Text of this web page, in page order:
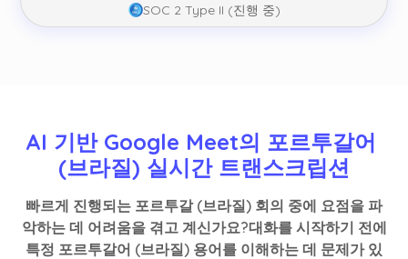
SOC 2 Type II (진행 중)
AI 기반 Google Meet의 포르투갈어
(브라질) 실시간 트랜스크립션
빠르게 진행되는 포르투갈 (브라질) 회의 중에 요점을 파
악하는 데 어려움을 겪고 계신가요?대화를 시작하기 전에
특정 포르투갈어 (브라질) 용어를 이해하는 데 문제가 있